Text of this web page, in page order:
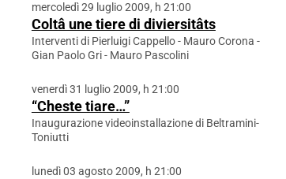
mercoledì 29 luglio 2009, h 21:00
Coltâ une tiere di diviersitâts
Interventi di Pierluigi Cappello - Mauro Corona -
Gian Paolo Gri - Mauro Pascolini
venerdì 31 luglio 2009, h 21:00
“Cheste tiare…”
Inaugurazione videoinstallazione di Beltramini-
Toniutti
lunedì 03 agosto 2009, h 21:00